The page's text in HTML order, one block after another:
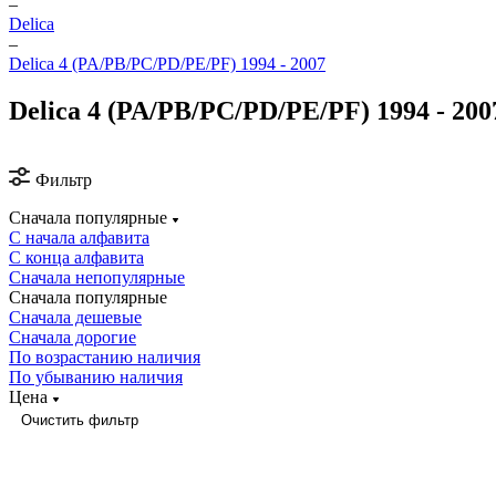
–
Delica
–
Delica 4 (PA/PB/PC/PD/PE/PF) 1994 - 2007
Delica 4 (PA/PB/PC/PD/PE/PF) 1994 -
Фильтр
Сначала популярные
С начала алфавита
С конца алфавита
Сначала непопулярные
Сначала популярные
Сначала дешевые
Сначала дорогие
По возрастанию наличия
По убыванию наличия
Цена
Очистить фильтр